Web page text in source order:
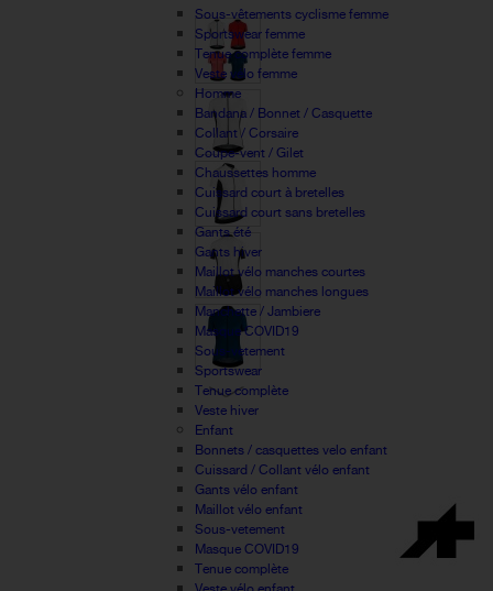
Sous-vêtements cyclisme femme
Sportswear femme
Tenue complète femme
Veste vélo femme
Homme
Bandana / Bonnet / Casquette
Collant / Corsaire
Coupe-vent / Gilet
Chaussettes homme
Cuissard court à bretelles
Cuissard court sans bretelles
Gants été
Gants hiver
Maillot vélo manches courtes
Maillot vélo manches longues
Manchette / Jambiere
Masque COVID19
Sous-vetement
Sportswear
Tenue complète
Veste hiver
Enfant
Bonnets / casquettes velo enfant
Cuissard / Collant vélo enfant
Gants vélo enfant
Maillot vélo enfant
Sous-vetement
Masque COVID19
Tenue complète